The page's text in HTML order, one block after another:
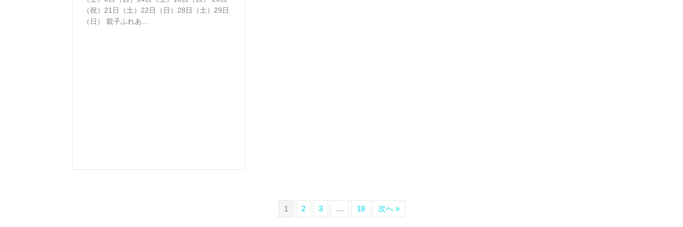
（祝）21日（土）22日（日）28日（土）29日
（日） 親子ふれあ…
1 2 3 … 18 次へ »